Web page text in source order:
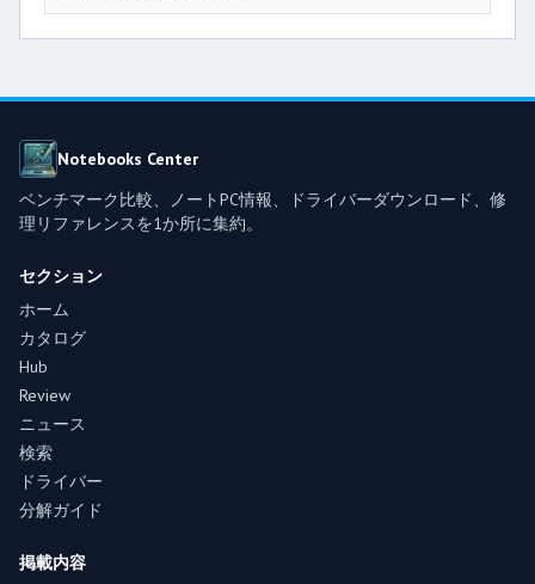
Notebooks Center
ベンチマーク比較、ノートPC情報、ドライバーダウンロード、修
理リファレンスを1か所に集約。
セクション
ホーム
カタログ
Hub
Review
ニュース
検索
ドライバー
分解ガイド
掲載内容